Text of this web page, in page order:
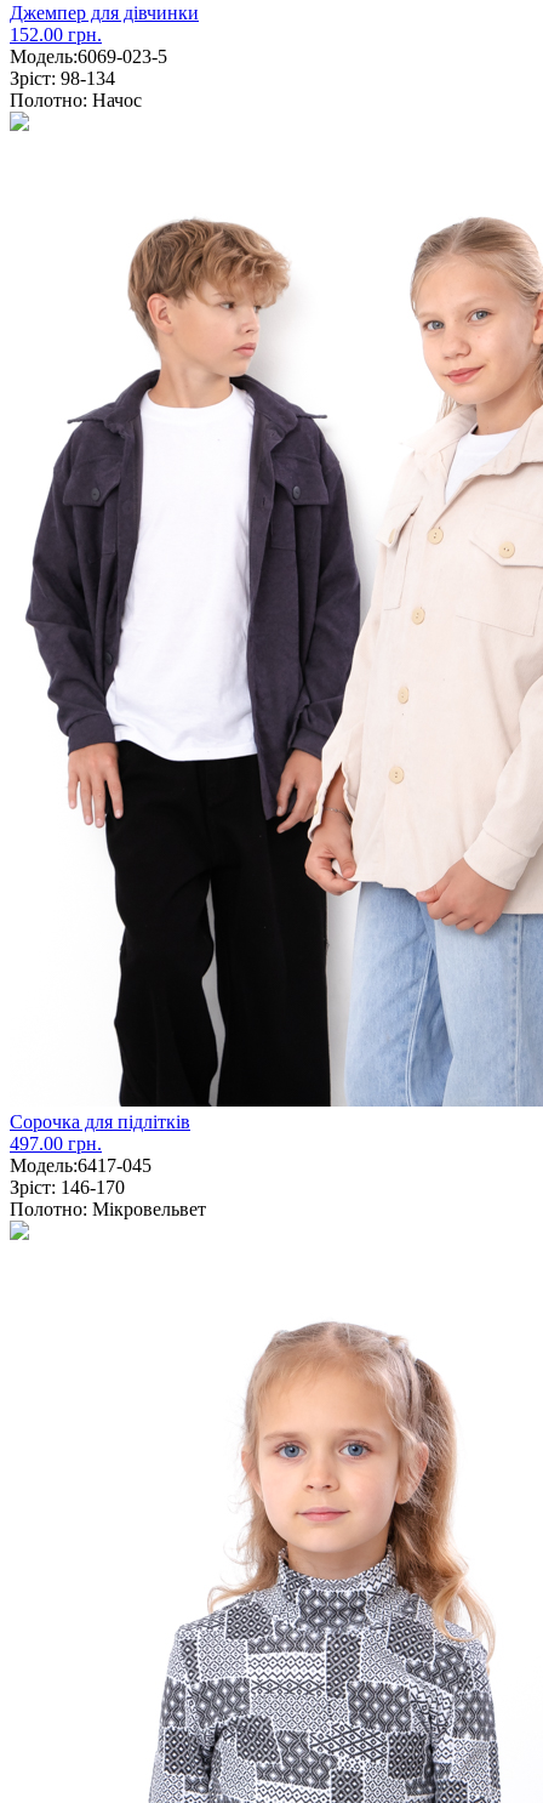
Джемпер для дівчинки
152.00 грн.
Модель:6069-023-5
Зріст: 98-134
Полотно: Начос
Сорочка для підлітків
497.00 грн.
Модель:6417-045
Зріст: 146-170
Полотно: Мікровельвет